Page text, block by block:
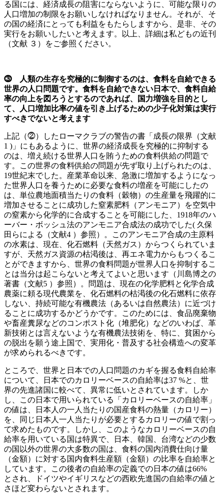
る国には、経済成長の阻害にならないように、可能な限りの
人口増加の制限をお願いしなければなりません。それが、そ
の国の経済にとっても利益をもたらしますから、是非、その
実行をお願いしたいと考えます。以上、詳細は私どもの近刊
（文献 ３）をご参照ください。
⓷ 人類の生存を究極的に制御するのは、食料を自給できる
世界の人口問題です。食料を自給できない日本で、食料自給
率の向上を図ろうとするのであれば、国力増強を目的とし
て、人口増加比率の値を引き上げるための少子化対策は実行
すべきでないと考えます
上記（⓶）したローマクラブの警告の書「成長の限界（文献
1 )」にもあるように、世界の経済成長を究極的に抑制する
のは、増え続ける世界人口を賄うための食料供給の問題で
す。この世界の食料供給の問題が先ず取り上げられたのは、
19世紀末でした。産業革命以来、急激に増加するようになっ
た世界人口を養うために必要な食料の増産を可能にしたの
は、単位農地面積当たりの食料（穀物）の生産量を飛躍的に
増加させることに成功した窒素肥料（アンモニア）を空気中
の窒素から化学的に合成することを可能にした、1918年のハ
ーバー・ボッシュ法のアンモニア合成法の成功でした( 久保
田らによる（文献4 ）参照）。このアンモニア合成の主原料
の水素は、現在、化石燃料（天然ガス）からつくられていま
すが、天然ガス資源の枯渇後は、再エネ電力からもつくるこ
とができますから、世界の食料問題が世界人口を抑制するこ
とは当分は起こらないと考えてよいと思います（川島博之の
著書（文献5 ）参照）。問題は、現在の化学肥料と化学合成
農薬に頼る現代農業を、化石燃料の枯渇後の化石燃料に依存
しない、持続可能な有機農法（あるいは自然農法）に近づけ
ることに成功するかどうかです。このためには、食品廃棄物
や畜産糞尿などのコンポスト化（堆肥化）などのいわば、革
新技術とは言えないような有機農法技術を、特に、貧困から
の脱出を願う途上国で、実用化・普及する社会構造への変革
が求められるべきです。
ところで、世界と日本での人口問題のカギを握る食料自給率
について、日本でのカロリーベースの自給率は37 %と、世
界の先進諸国に較べて、異常に低いとされています。しか
し、この日本で用いられている「カロリーベースの自給率」
の値は、日本人の一人当たりの国産食料の熱量（カロリー）
を、同じ日本人一人当たりが必要とするカロリーの値で割っ
て求めたものです。しかし、このようなカロリーベースの自
給率を用いている国は特異で、日本、韓国、台湾などの少数
の国以外の世界の大多数の国は、食料の国内消費仕向け量
（金額）に対する国内食料生産額（金額）の比率を自給率と
しています。この後者の自給率の定義での日本の値は66%
とされ、ドイツやイギリスなどの西欧先進国の自給率の値と
さほど変わらないとされます。